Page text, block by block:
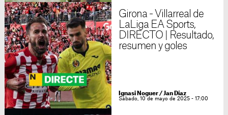
Girona - Villarreal de
LaLiga EA Sports,
DIRECTO | Resultado,
resumen y goles
Ignasi Noguer/ Jan Díaz
Sábado, 10 de mayo de 2025 - 17:00